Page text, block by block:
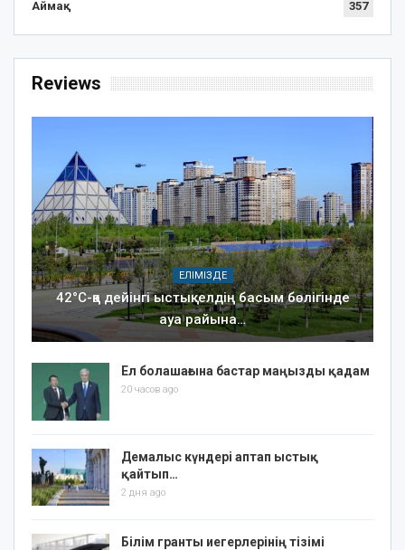
Аймақ 357
Reviews
ЕЛІМІЗДЕ
42°C-қа дейінгі ыстық: елдің басым бөлігінде
ауа райына…
Ел болашағына бастар маңызды қадам
20 часов ago
Демалыс күндері аптап ыстық
қайтып…
2 дня ago
Білім гранты иегерлерінің тізімі